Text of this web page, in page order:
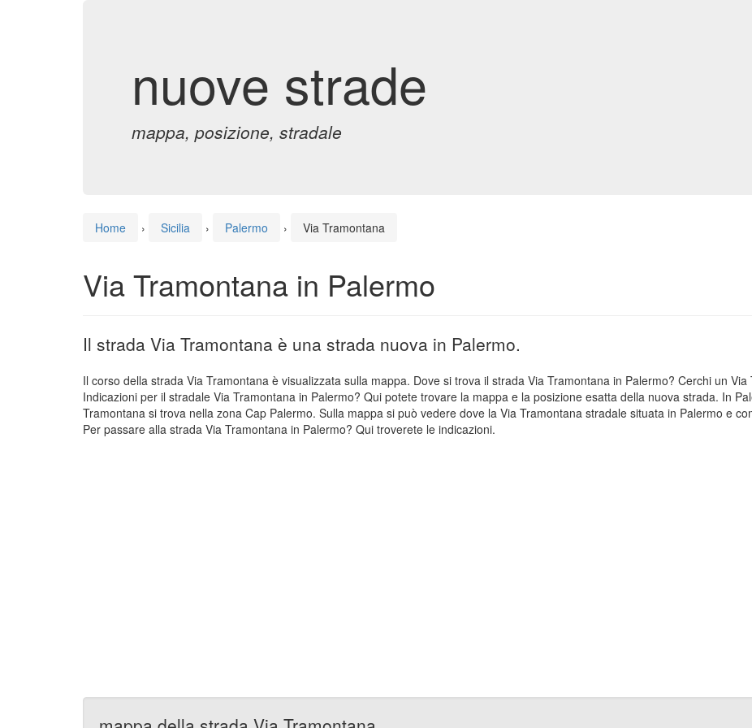
nuove strade
mappa, posizione, stradale
Home › Sicilia › Palermo › Via Tramontana
Via Tramontana in Palermo
Il strada Via Tramontana è una strada nuova in Palermo.
Il corso della strada Via Tramontana è visualizzata sulla mappa. Dove si trova il strada Via Tramontana in Palermo? Cerchi un
Indicazioni per il stradale Via Tramontana in Palermo? Qui potete trovare la mappa e la posizione esatta della nuova strada. In
Tramontana si trova nella zona Cap Palermo. Sulla mappa si può vedere dove la Via Tramontana stradale situata in Palermo e
Per passare alla strada Via Tramontana in Palermo? Qui troverete le indicazioni.